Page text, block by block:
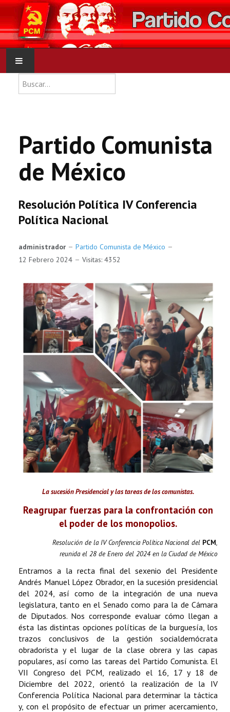
INICIO
NOTICIAS
DOCUMENTOS
Buscar
Partido Comunista
de México
Resolución Política IV Conferencia
Política Nacional
administrador
Partido Comunista de México
12 Febrero 2024
Visitas: 4352
La sucesión Presidencial y las tareas de los comunistas.
Reagrupar fuerzas para la confrontación con
el poder de los monopolios.
Resolución de la IV Conferencia Política Nacional del PCM,
reunida el 28 de Enero del 2024 en la Ciudad de México
Entramos a la recta final del sexenio del Presidente
Andrés Manuel López Obrador, en la sucesión presidencial
del 2024, así como de la integración de una nueva
legislatura, tanto en el Senado como para la de Cámara
de Diputados. Nos corresponde evaluar cómo llegan a
ésta las distintas opciones políticas de la burguesía, los
trazos conclusivos de la gestión socialdemócrata
obradorista y el lugar de la clase obrera y las capas
populares, así como las tareas del Partido Comunista. El
VII Congreso del PCM, realizado el 16, 17 y 18 de
Diciembre del 2022, orientó la realización de la IV
Conferencia Política Nacional para determinar la táctica
y, con el propósito de efectuar un primer acercamiento,